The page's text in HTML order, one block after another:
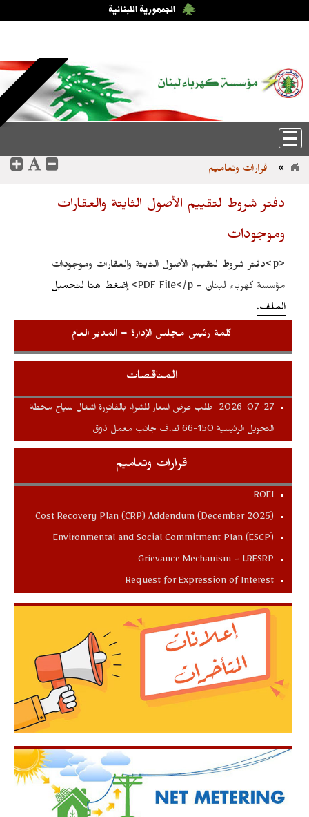
» قرارات وتعاميم
دفتر شروط لتقييم الأصول الثايتة والعقارات
وموجودات
<p>دفتر شروط لتقييم الأصول الثايتة والعقارات وموجودات
مؤسسة كهرباء لبنان - PDF File</p>
إضغط هنا لتحميل
الملف.
كلمة رئيس مجلس الإدارة – المدير العام
المناقصات
2026-07-27 طلب عرض اسعار للشراء بالفاتورة اشغال سياج محطة
التحويل الرئيسية 150-66 ك.ف جانب معمل ذوق
قرارات وتعاميم
ROEI
Cost Recovery Plan (CRP) Addendum (December 2025)
Environmental and Social Commitment Plan (ESCP)
Grievance Mechanism – LRESRP
Request for Expression of Interest